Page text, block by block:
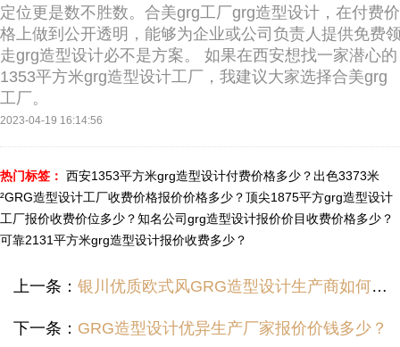
定位更是数不胜数。合美grg工厂grg造型设计，在付费价
格上做到公开透明，能够为企业或公司负责人提供免费
走grg造型设计必不是方案。 如果在西安想找一家潜心的
1353平方米grg造型设计工厂，我建议大家选择合美grg
工厂。
2023-04-19 16:14:56
热门标签： 西安1353平方米grg造型设计付费价格多少？出色3373米
²GRG造型设计工厂收费价格报价价格多少？顶尖1875平方grg造型设计
工厂报价收费价位多少？知名公司grg造型设计报价价目收费价格多少？
可靠2131平方米grg造型设计报价收费多少？
上一条： 银川优质欧式风GRG造型设计生产商如何报价？
下一条： GRG造型设计优异生产厂家报价价钱多少？